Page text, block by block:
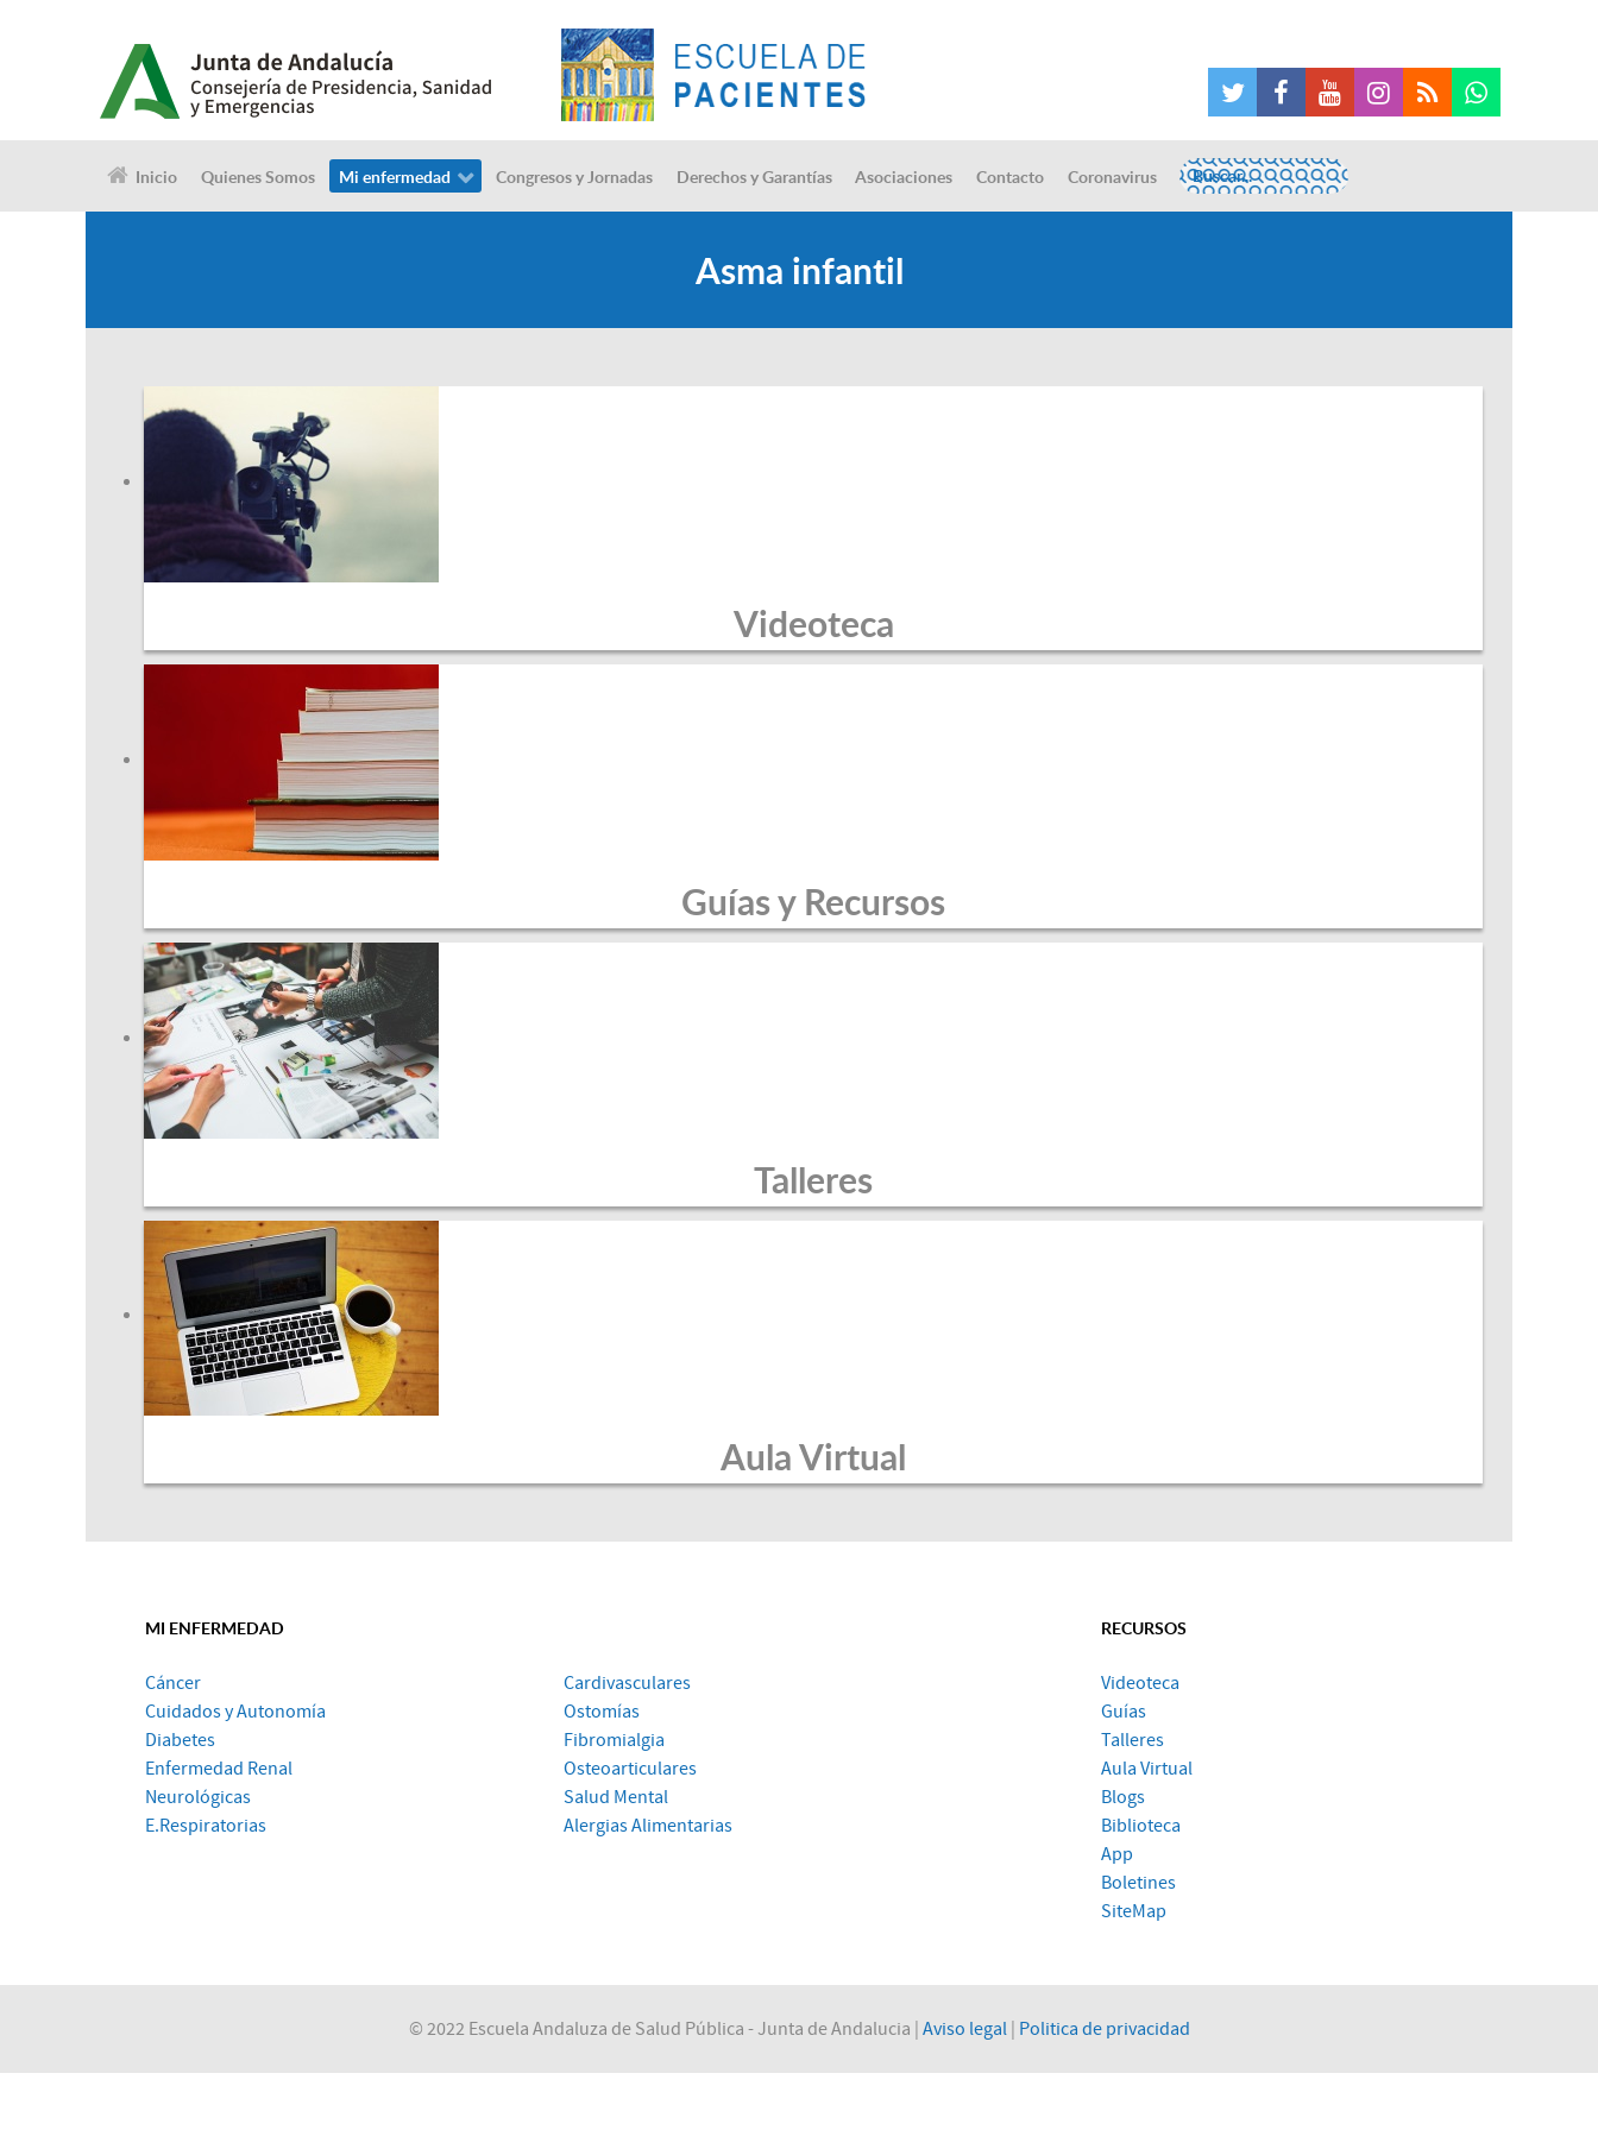
Inicio Quienes Somos Mi enfermedad Congresos y Jornadas Derechos y Garantías Asociaciones Contacto Coronavirus
Asma infantil
Videoteca
Guías y Recursos
Talleres
Aula Virtual
MI ENFERMEDAD
Cáncer
Cuidados y Autonomía
Diabetes
Enfermedad Renal
Neurológicas
E.Respiratorias
Cardivasculares
Ostomías
Fibromialgia
Osteoarticulares
Salud Mental
Alergias Alimentarias
RECURSOS
Videoteca
Guías
Talleres
Aula Virtual
Blogs
Biblioteca
App
Boletines
SiteMap
© 2022 Escuela Andaluza de Salud Pública - Junta de Andalucia | Aviso legal| Politica de privacidad